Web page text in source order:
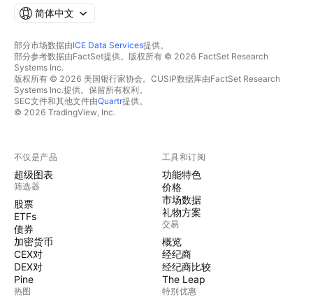
简体中文
部分市场数据由ICE Data Services提供。
部分参考数据由FactSet提供。版权所有 © 2026 FactSet Research
Systems Inc.
版权所有 © 2026 美国银行家协会。CUSIP数据库由FactSet Research
Systems Inc.提供。保留所有权利。
SEC文件和其他文件由Quartr提供。
© 2026 TradingView, Inc.
不仅是产品
超级图表
筛选器
股票
ETFs
债券
加密货币
CEX对
DEX对
Pine
热图
工具和订阅
功能特色
价格
市场数据
礼物方案
交易
概览
经纪商
经纪商比较
The Leap
特别优惠